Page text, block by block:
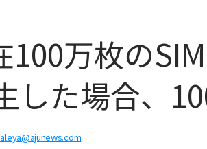
100万枚の
した場合、